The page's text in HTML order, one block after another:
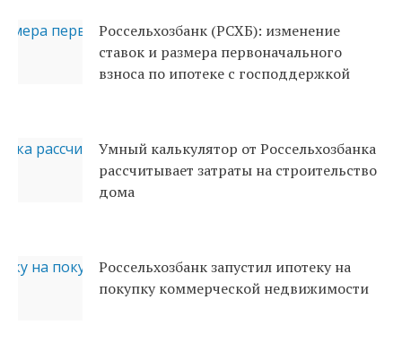
Россельхозбанк (РСХБ): изменение
ставок и размера первоначального
взноса по ипотеке с господдержкой
Умный калькулятор от Россельхозбанка
рассчитывает затраты на строительство
дома
Россельхозбанк запустил ипотеку на
покупку коммерческой недвижимости